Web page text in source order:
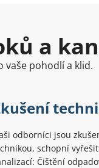
a
vaše pohodlí a klid.
odborníci jsou
schopní
Čištění